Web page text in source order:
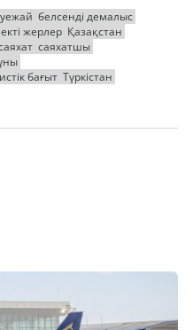
белсенді демалыс
жерлер Қазақстан
саяхатшы
бағыт Түркістан